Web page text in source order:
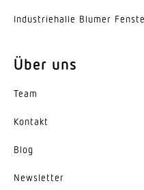
Indus­trie­halle Blumer
Über uns
Team
Kontakt
Blog
News­letter